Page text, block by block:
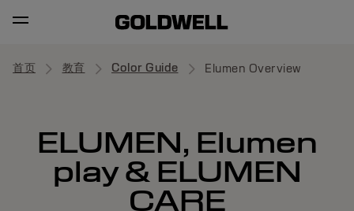
首页 教育 Color Guide Elumen Overview
ELUMEN, Elumen
play & ELUMEN
CARE